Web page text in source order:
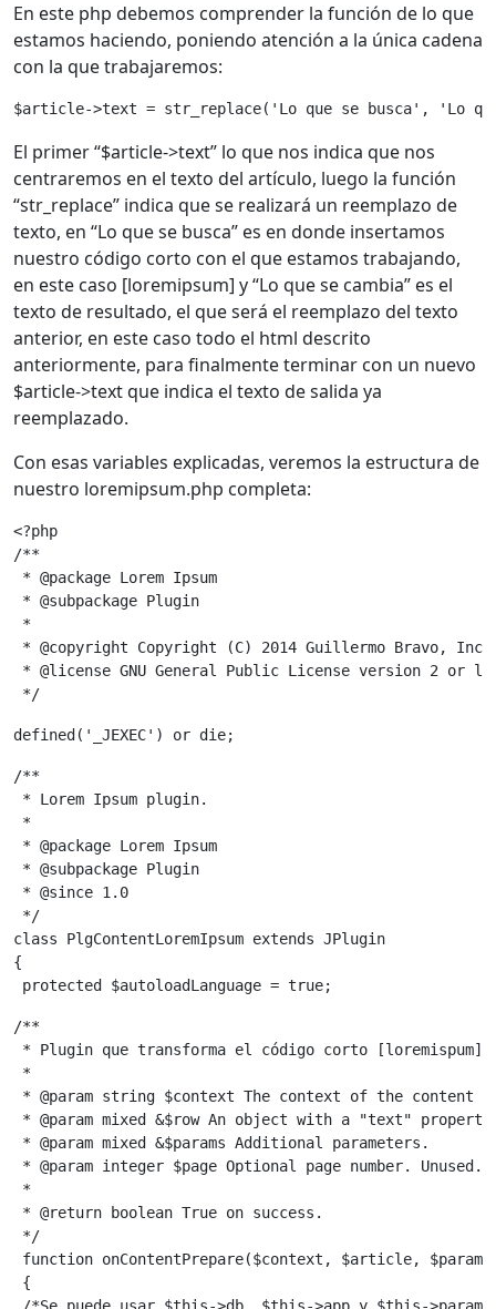
En este php debemos comprender la función de lo que
estamos haciendo, poniendo atención a la única cadena
con la que trabajaremos:
$article->text = str_replace('Lo que se busca', 'Lo
El primer “$article->text” lo que nos indica que nos
centraremos en el texto del artículo, luego la función
“str_replace” indica que se realizará un reemplazo de
texto, en “Lo que se busca” es en donde insertamos
nuestro código corto con el que estamos trabajando,
en este caso [loremipsum] y “Lo que se cambia” es el
texto de resultado, el que será el reemplazo del texto
anterior, en este caso todo el html descrito
anteriormente, para finalmente terminar con un nuevo
$article->text que indica el texto de salida ya
reemplazado.
Con esas variables explicadas, veremos la estructura de
nuestro loremipsum.php completa:
<?php
/**
* @package Lorem Ipsum
* @subpackage Plugin
*
* @copyright Copyright (C) 2014 Guillermo Bravo,
* @license GNU General Public License version 2 or
*/
defined('_JEXEC') or die;
/**
* Lorem Ipsum plugin.
*
* @package Lorem Ipsum
* @subpackage Plugin
* @since 1.0
*/
class PlgContentLoremIpsum extends JPlugin
{
protected $autoloadLanguage = true;
/**
* Plugin que transforma el código corto [loremispum]
*
* @param string $context The context of the content
* @param mixed &$row An object with a "text"
* @param mixed &$params Additional parameters.
* @param integer $page Optional page number.
*
* @return boolean True on success.
*/
function onContentPrepare($context, $article,
{